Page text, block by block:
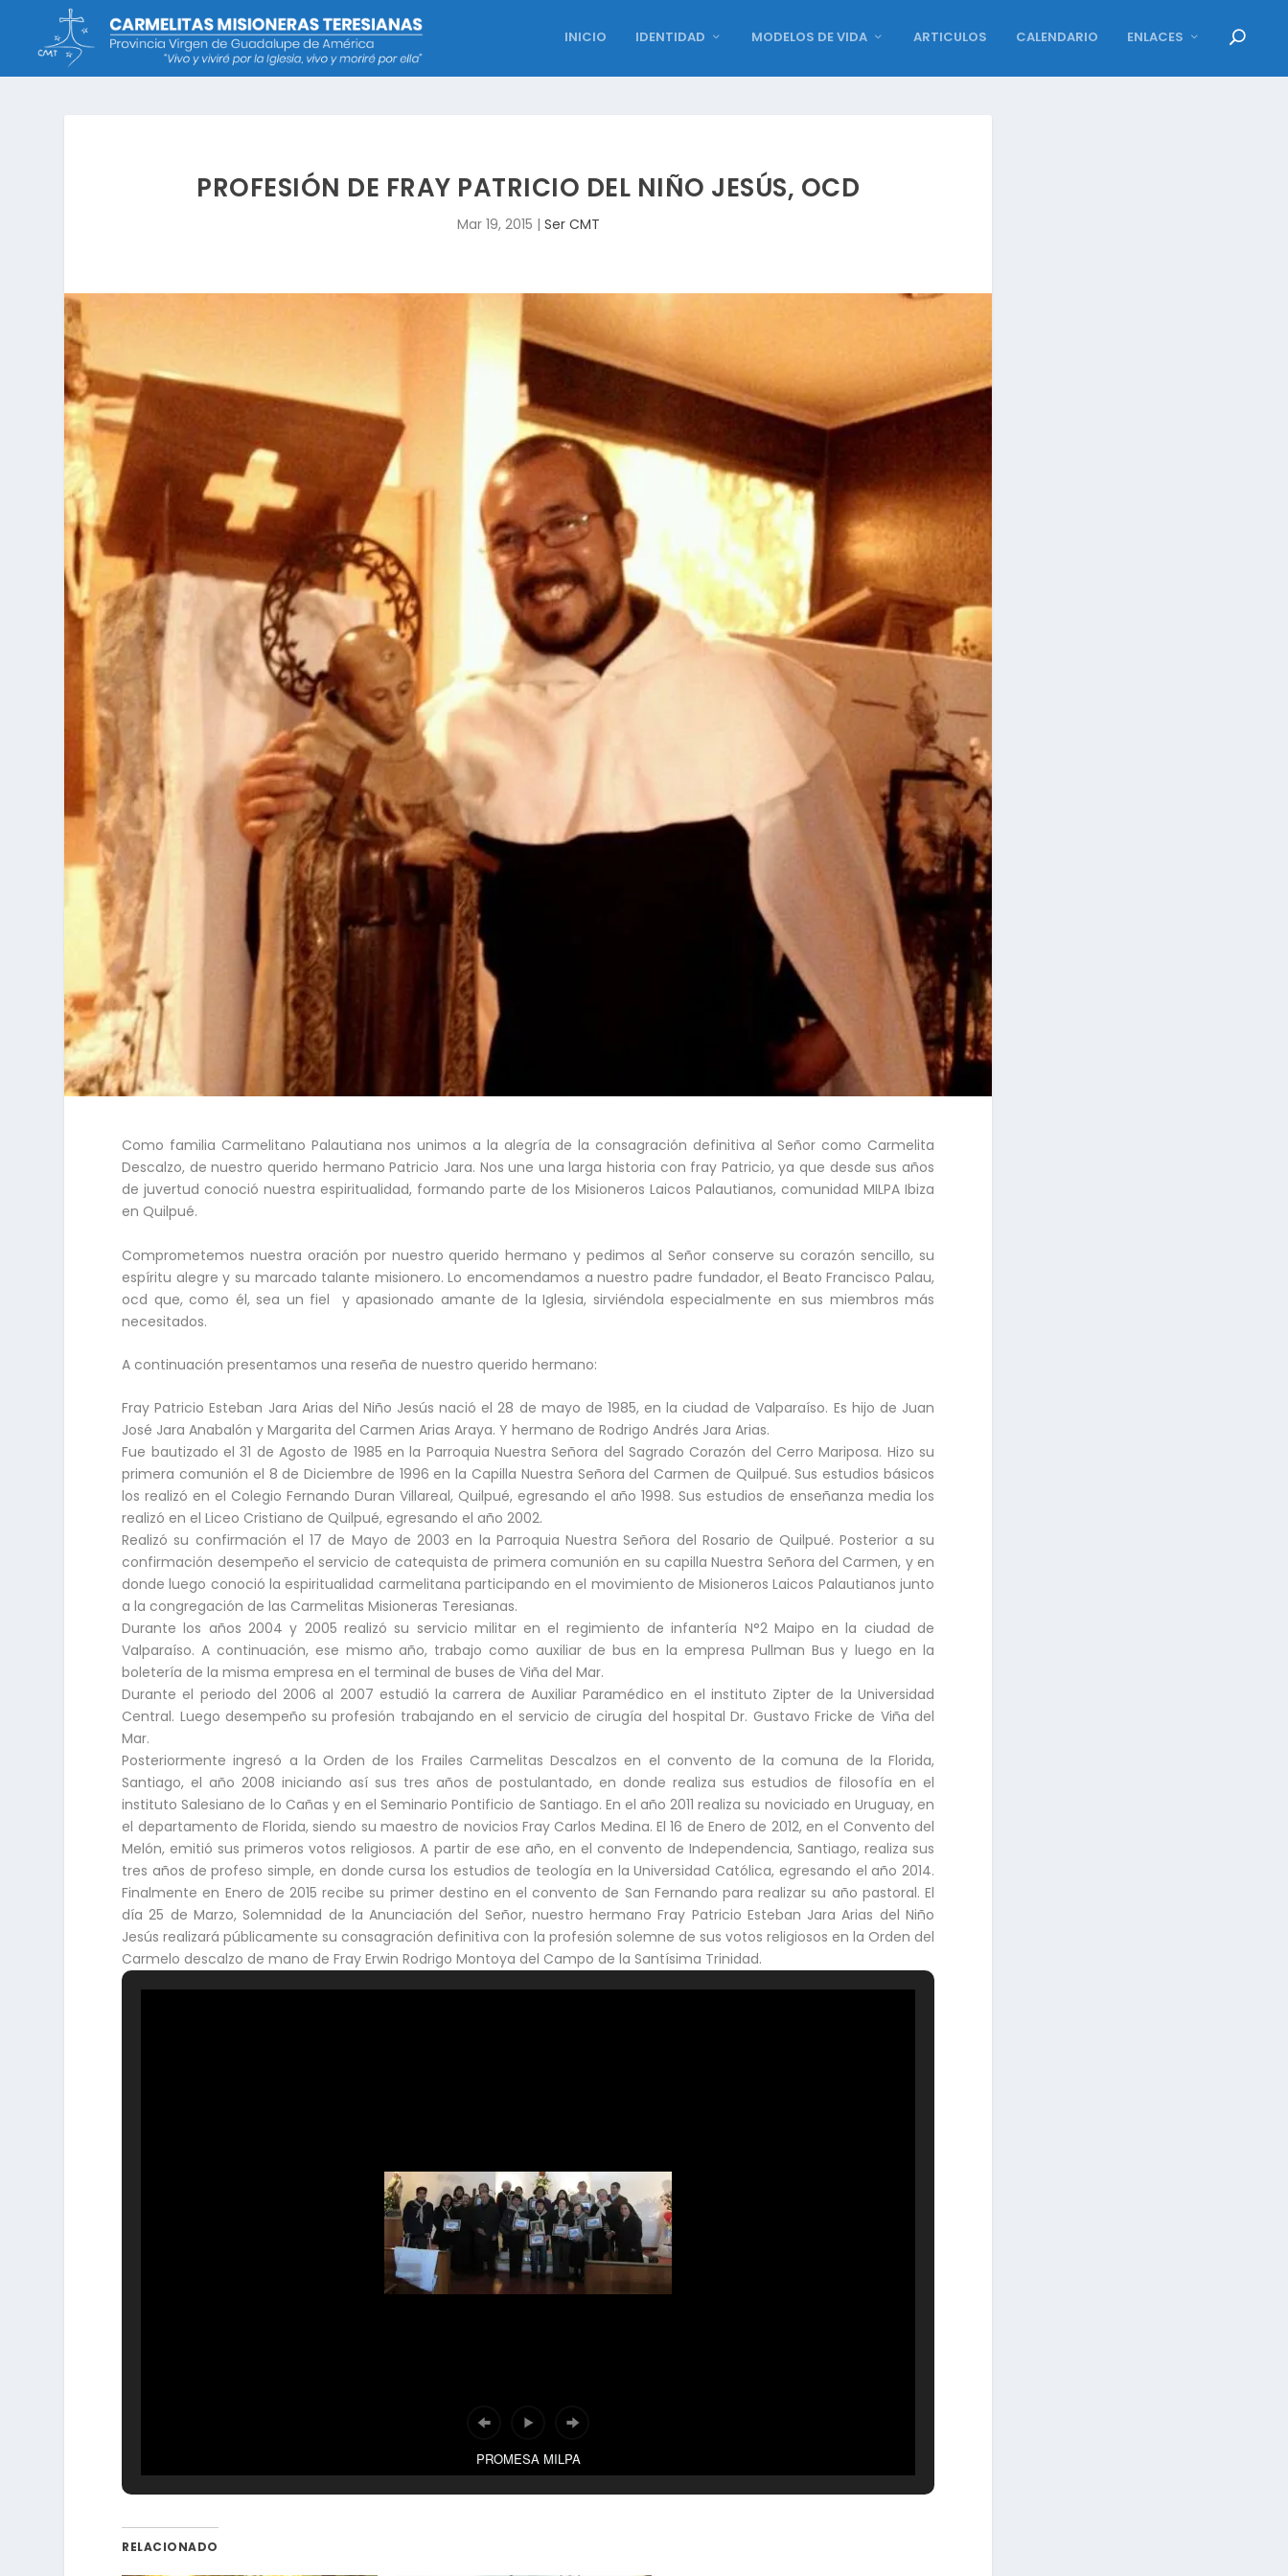
INICIO IDENTIDAD MODELOS DE VIDA ARTICULOS CALENDARIO ENLACES
PROFESIÓN DE FRAY PATRICIO DEL NIÑO JESÚS, OCD
Mar 19, 2015 | Ser CMT
Como familia Carmelitano Palautiana nos unimos a la alegría de la consagración definitiva al Señor como Carmelita
Descalzo, de nuestro querido hermano Patricio Jara. Nos une una larga historia con fray Patricio, ya que desde sus años
de juvertud conoció nuestra espiritualidad, formando parte de los Misioneros Laicos Palautianos, comunidad MILPA Ibiza
en Quilpué.
Comprometemos nuestra oración por nuestro querido hermano y pedimos al Señor conserve su corazón sencillo, su
espíritu alegre y su marcado talante misionero. Lo encomendamos a nuestro padre fundador, el Beato Francisco Palau,
ocd que, como él, sea un fiel y apasionado amante de la Iglesia, sirviéndola especialmente en sus miembros más
necesitados.
A continuación presentamos una reseña de nuestro querido hermano:
Fray Patricio Esteban Jara Arias del Niño Jesús nació el 28 de mayo de 1985, en la ciudad de Valparaíso. Es hijo de Juan
José Jara Anabalón y Margarita del Carmen Arias Araya. Y hermano de Rodrigo Andrés Jara Arias.
Fue bautizado el 31 de Agosto de 1985 en la Parroquia Nuestra Señora del Sagrado Corazón del Cerro Mariposa. Hizo su
primera comunión el 8 de Diciembre de 1996 en la Capilla Nuestra Señora del Carmen de Quilpué. Sus estudios básicos
los realizó en el Colegio Fernando Duran Villareal, Quilpué, egresando el año 1998. Sus estudios de enseñanza media los
realizó en el Liceo Cristiano de Quilpué, egresando el año 2002.
Realizó su confirmación el 17 de Mayo de 2003 en la Parroquia Nuestra Señora del Rosario de Quilpué. Posterior a su
confirmación desempeño el servicio de catequista de primera comunión en su capilla Nuestra Señora del Carmen, y en
donde luego conoció la espiritualidad carmelitana participando en el movimiento de Misioneros Laicos Palautianos junto
a la congregación de las Carmelitas Misioneras Teresianas.
Durante los años 2004 y 2005 realizó su servicio militar en el regimiento de infantería N°2 Maipo en la ciudad de
Valparaíso. A continuación, ese mismo año, trabajo como auxiliar de bus en la empresa Pullman Bus y luego en la
boletería de la misma empresa en el terminal de buses de Viña del Mar.
Durante el periodo del 2006 al 2007 estudió la carrera de Auxiliar Paramédico en el instituto Zipter de la Universidad
Central. Luego desempeño su profesión trabajando en el servicio de cirugía del hospital Dr. Gustavo Fricke de Viña del
Mar.
Posteriormente ingresó a la Orden de los Frailes Carmelitas Descalzos en el convento de la comuna de la Florida,
Santiago, el año 2008 iniciando así sus tres años de postulantado, en donde realiza sus estudios de filosofía en el
instituto Salesiano de lo Cañas y en el Seminario Pontificio de Santiago. En el año 2011 realiza su noviciado en Uruguay, en
el departamento de Florida, siendo su maestro de novicios Fray Carlos Medina. El 16 de Enero de 2012, en el Convento del
Melón, emitió sus primeros votos religiosos. A partir de ese año, en el convento de Independencia, Santiago, realiza sus
tres años de profeso simple, en donde cursa los estudios de teología en la Universidad Católica, egresando el año 2014.
Finalmente en Enero de 2015 recibe su primer destino en el convento de San Fernando para realizar su año pastoral. El
día 25 de Marzo, Solemnidad de la Anunciación del Señor, nuestro hermano Fray Patricio Esteban Jara Arias del Niño
Jesús realizará públicamente su consagración definitiva con la profesión solemne de sus votos religiosos en la Orden del
Carmelo descalzo de mano de Fray Erwin Rodrigo Montoya del Campo de la Santísima Trinidad.
PROMESA MILPA
RELACIONADO